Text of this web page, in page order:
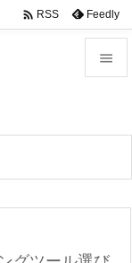


前へ
 RSS Feedly